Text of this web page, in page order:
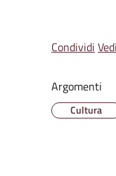
Condividi
Argomenti
Cultura